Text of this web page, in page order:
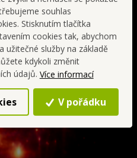
souhlas
Stisknutím tlačítka
cookies tak, abychom
užitečné služby na základě
kdykoli změnit
údajů. Více informací
V pořádku
šťavnatý a smyslný
mandarinkou a višní
ovoce, který působí
elegantně.
PRÉMIOVÁ
koncentrace